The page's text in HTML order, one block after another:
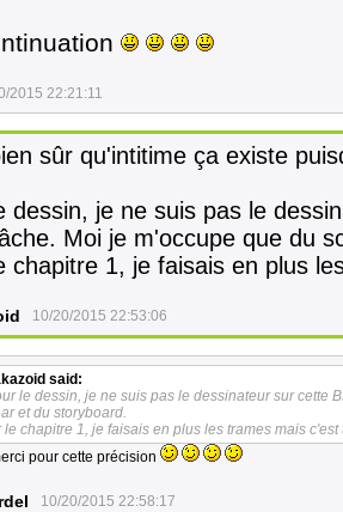
2015 22:21:11
sûr qu'intitime ça existe
dessin, je ne suis pas le
Moi je m'occupe que du
chapitre 1, je faisais en plus
10/20/2015 22:53:06
said:
le dessin, je ne suis pas le dessinateur sur cette
et du storyboard.
le chapitre 1, je faisais en plus les trames mais c'est
pour cette précision
10/20/2015 22:58:17